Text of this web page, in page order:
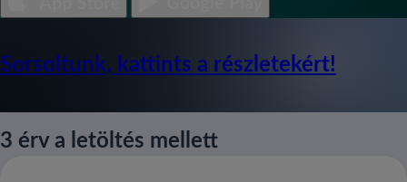
Sorsoltunk, kattints a részletekért!
3 érv a letöltés mellett